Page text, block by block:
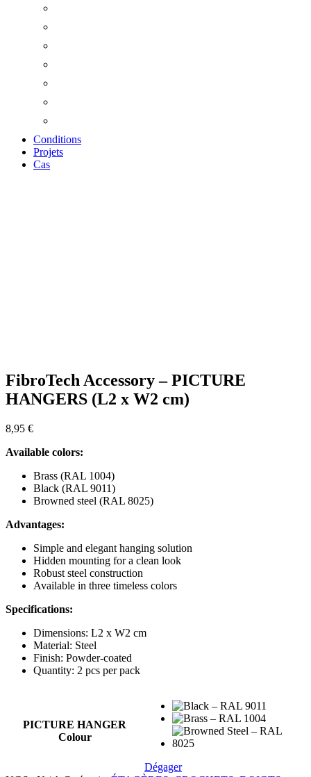
Conditions
Projets
Cas
FibroTech Accessory – PICTURE
HANGERS (L2 x W2 cm)
8,95 €
Available colors:
Brass (RAL 1004)
Black (RAL 9011)
Browned steel (RAL 8025)
Advantages:
Simple and elegant hanging solution
Hidden mounting for a clean look
Robust steel construction
Available in three timeless colors
Specifications:
Dimensions: L2 x W2 cm
Material: Steel
Finish: Powder-coated
Quantity: 2 pcs per pack
PICTURE HANGER
Colour
Dégager